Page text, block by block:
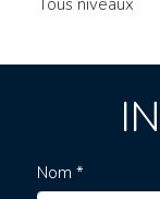
Tous niveaux
Nom *